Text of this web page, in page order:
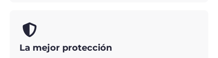
La mejor protección